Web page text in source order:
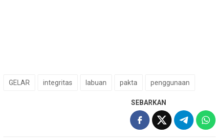
GELAR integritas labuan pakta penggunaan
SEBARKAN